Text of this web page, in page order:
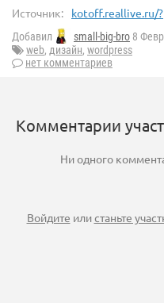
Источник: kotoff.reallive.ru/
Добавил small-big-bro 8
web, дизайн, wordpress
нет комментариев
Комментарии
Ни одного
Войдите илистаньте